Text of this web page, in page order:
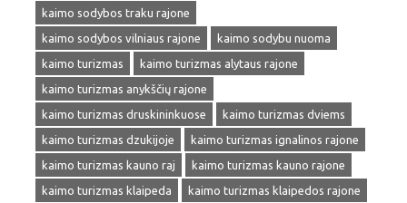
kaimo sodybos traku rajone
kaimo sodybos vilniaus rajone
kaimo sodybu nuoma
kaimo turizmas
kaimo turizmas alytaus rajone
kaimo turizmas anykščių rajone
kaimo turizmas druskininkuose
kaimo turizmas dviems
kaimo turizmas dzukijoje
kaimo turizmas ignalinos rajone
kaimo turizmas kauno raj
kaimo turizmas kauno rajone
kaimo turizmas klaipeda
kaimo turizmas klaipedos rajone